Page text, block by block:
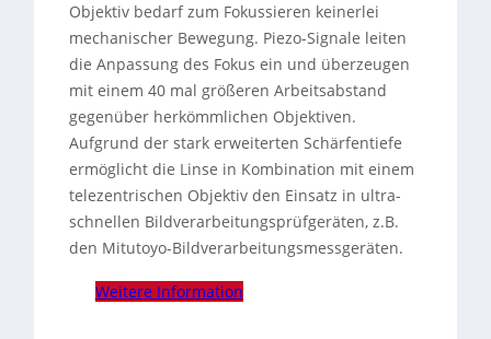
Objektiv bedarf zum Fokussieren keinerlei
mechanischer Bewegung. Piezo-Signale leiten
die Anpassung des Fokus ein und überzeugen
mit einem 40 mal größeren Arbeitsabstand
gegenüber herkömmlichen Objektiven.
Aufgrund der stark erweiterten Schärfentiefe
ermöglicht die Linse in Kombination mit einem
telezentrischen Objektiv den Einsatz in ultra-
schnellen Bildverarbeitungsprüfgeräten, z.B.
den Mitutoyo-Bildverarbeitungsmessgeräten.
Weitere Information